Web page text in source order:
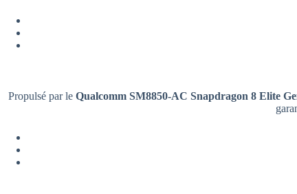
Propulsé par le Qualcomm SM8850-AC Snapdragon 8 Elite